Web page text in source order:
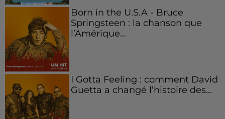
Born in the U.S.A - Bruce
Springsteen : la chanson que
l’Amérique...
I Gotta Feeling : comment David
Guetta a changé l’histoire des...